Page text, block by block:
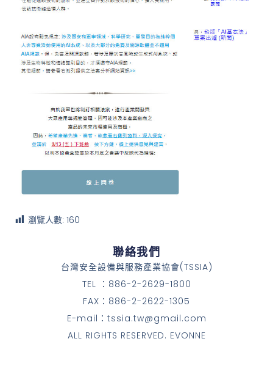
瀏覽人數: 160
聯絡我們
台灣安全設備與服務產業協會(TSSIA)
TEL ：886-2-2629-1800
FAX：886-2-2622-1305
E-mail：tssia.tw@gmail.com
ALL RIGHTS RESERVED. EVONNE